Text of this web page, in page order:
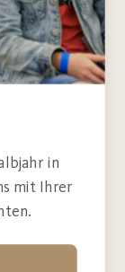
in
mit Ihrer